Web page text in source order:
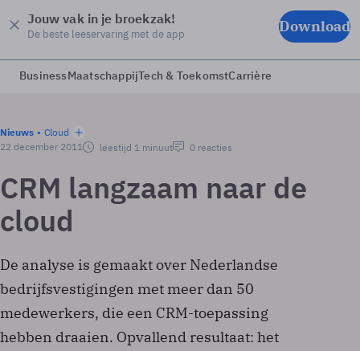
Jouw vak in je broekzak!
De beste leeservaring met de app Download
BusinessMaatschappijTech & ToekomstCarrière
Nieuws
Cloud
22 december 2011
leestijd 1 minuut 0 reacties
CRM langzaam naar de
cloud
De analyse is gemaakt over Nederlandse
bedrijfsvestigingen met meer dan 50
medewerkers, die een CRM-toepassing
hebben draaien. Opvallend resultaat: het